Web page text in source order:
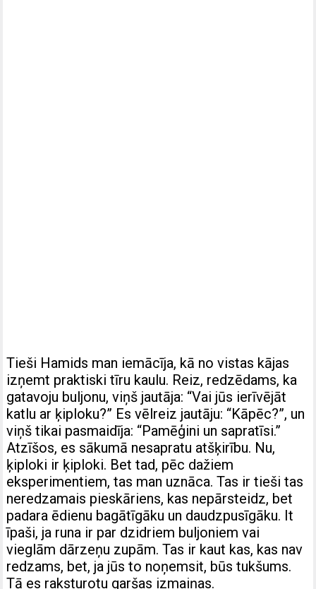
Tieši Hamids man iemācīja, kā no vistas kājas
izņemt praktiski tīru kaulu. Reiz, redzēdams, ka
gatavoju buljonu, viņš jautāja: “Vai jūs ierīvējāt
katlu ar ķiploku?” Es vēlreiz jautāju: “Kāpēc?”, un
viņš tikai pasmaidīja: “Pamēģini un sapratīsi.”
Atzīšos, es sākumā nesapratu atšķirību. Nu,
ķiploki ir ķiploki. Bet tad, pēc dažiem
eksperimentiem, tas man uznāca. Tas ir tieši tas
neredzamais pieskāriens, kas nepārsteidz, bet
padara ēdienu bagātīgāku un daudzpusīgāku. It
īpaši, ja runa ir par dzidriem buljoniem vai
vieglām dārzeņu zupām. Tas ir kaut kas, kas nav
redzams, bet, ja jūs to noņemsit, būs tukšums.
Tā es raksturotu garšas izmaiņas.